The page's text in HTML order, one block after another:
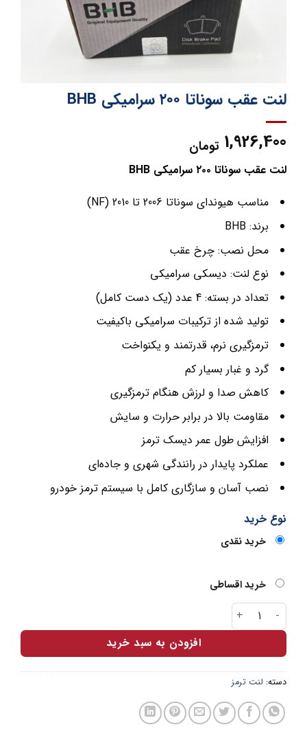
لنت عقب سوناتا ۲۰۰ سرامیکی BHB
1,926,400 تومان
لنت عقب سوناتا ۲۰۰ سرامیکی BHB
مناسب هیوندای سوناتا 2006 تا 2010 (NF)
برند: BHB
محل نصب: چرخ عقب
نوع لنت: دیسکی سرامیکی
تعداد در بسته: 4 عدد (یک دست کامل)
تولید شده از ترکیبات سرامیکی باکیفیت
ترمزگیری نرم، قدرتمند و یکنواخت
گرد و غبار بسیار کم
کاهش صدا و لرزش هنگام ترمزگیری
مقاومت بالا در برابر حرارت و سایش
افزایش طول عمر دیسک ترمز
عملکرد پایدار در رانندگی شهری و جاده‌ای
نصب آسان و سازگاری کامل با سیستم ترمز خودرو
نوع خرید
خرید نقدی
خرید اقساطی
لنت عقب سوناتا ۲۰۰ سرامیکی BHB عدد
افزودن به سبد خرید
دسته:لنت ترمز